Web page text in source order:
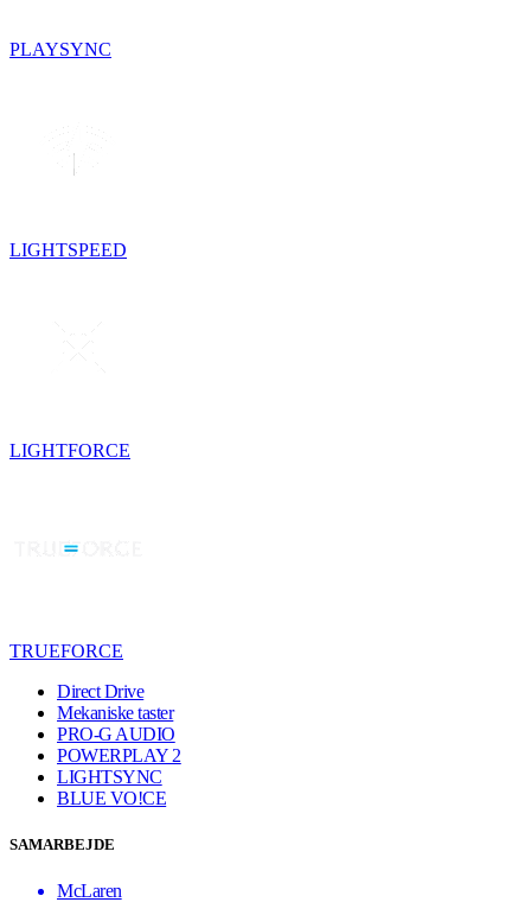
PLAYSYNC
LIGHTSPEED
LIGHTFORCE
TRUEFORCE
Direct Drive
Mekaniske taster
PRO-G AUDIO
POWERPLAY 2
LIGHTSYNC
BLUE VO!CE
SAMARBEJDE
McLaren